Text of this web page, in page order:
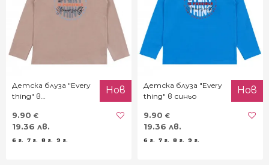
Детска блуза "Every
thing" в
Нов
9.90 €
19.36 лв.
6 г. 7 г. 8 г. 9 г.
Детска блуза "Every
thing" в синьо
Нов
9.90 €
19.36 лв.
6 г. 7 г. 8 г. 9 г.